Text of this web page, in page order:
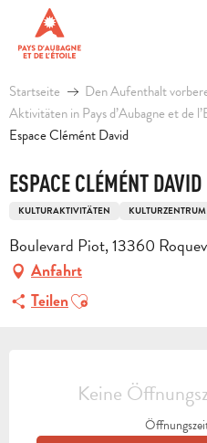
contenu
principal
Startseite Den Aufenthalt
Aktivitäten in Pays d’Aubagne et de
Espace Clémént David
ESPACE CLÉMÉNT DAVID
KULTURAKTIVITÄTEN KULTURZENTRUM
Boulevard Piot, 13360
Anfahrt
TeilenAjouter aux favoris
Keine